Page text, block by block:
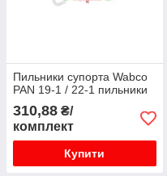
Пильники супорта Wabco
PAN 19-1 / 22-1 пильники
310,88 ₴/
комплект
Купити